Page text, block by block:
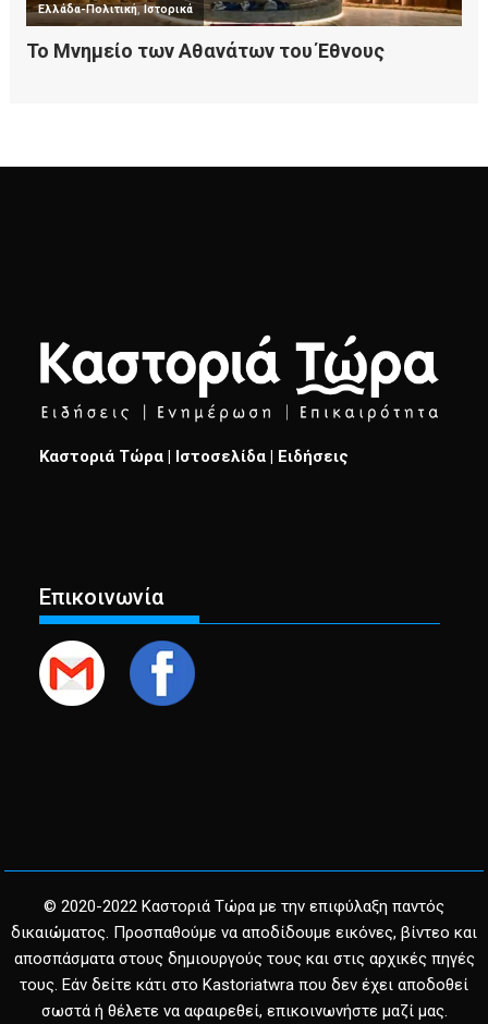
Καστοριά Τώρα | Ιστοσελίδα | Ειδήσεις
Επικοινωνία
© 2020-2022 Καστοριά Τώρα με την επιφύλαξη παντός
δικαιώματος. Προσπαθούμε να αποδίδουμε εικόνες, βίντεο και
αποσπάσματα στους δημιουργούς τους και στις αρχικές πηγές
τους. Εάν δείτε κάτι στο Kastoriatwra που δεν έχει αποδοθεί
σωστά ή θέλετε να αφαιρεθεί, επικοινωνήστε μαζί μας.